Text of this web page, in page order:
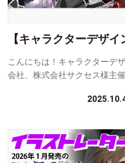
【キャラクターデザ
こんにちは！キャラクターデ
会社、株式会社サクセス様主